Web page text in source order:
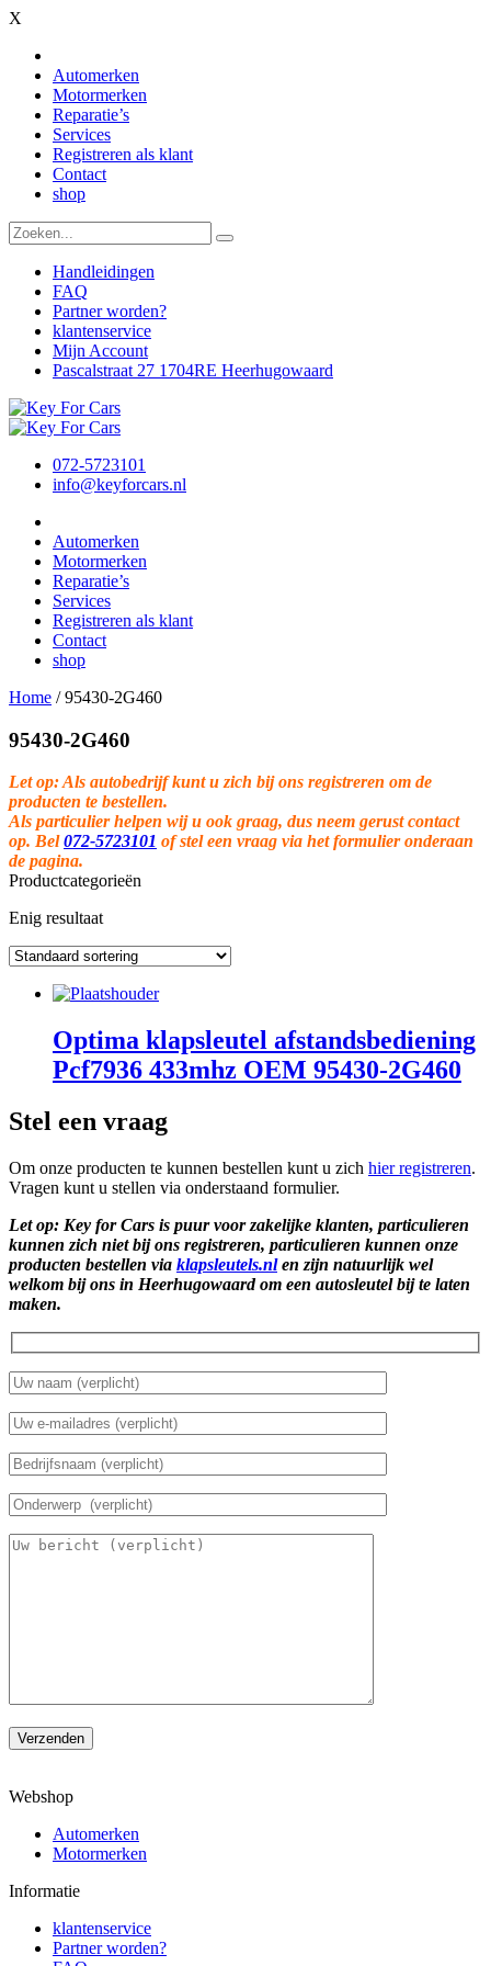
X
Automerken
Motormerken
Reparatie’s
Services
Registreren als klant
Contact
shop
Handleidingen
FAQ
Partner worden?
klantenservice
Mijn Account
Pascalstraat 27 1704RE Heerhugowaard
072-5723101
info@keyforcars.nl
Automerken
Motormerken
Reparatie’s
Services
Registreren als klant
Contact
shop
Home /95430-2G460
95430-2G460
Let op: Als autobedrijf kunt u zich bij ons registreren om de
producten te bestellen.
Als particulier helpen wij u ook graag, dus neem gerust contact
op. Bel072-5723101 of stel een vraag via het formulier onderaan
de pagina.
Productcategorieën
Enig resultaat
Optima klapsleutel afstandsbediening
Pcf7936 433mhz OEM 95430-2G460
Stel een vraag
Om onze producten te kunnen bestellen kunt u zich hier registreren.
Vragen kunt u stellen via onderstaand formulier.
Let op: Key for Cars is puur voor zakelijke klanten, particulieren
kunnen zich niet bij ons registreren, particulieren kunnen onze
producten bestellen via klapsleutels.nlen zijn natuurlijk wel
welkom bij ons in Heerhugowaard om een autosleutel bij te laten
maken.
Verzenden
Webshop
Automerken
Motormerken
Informatie
klantenservice
Partner worden?